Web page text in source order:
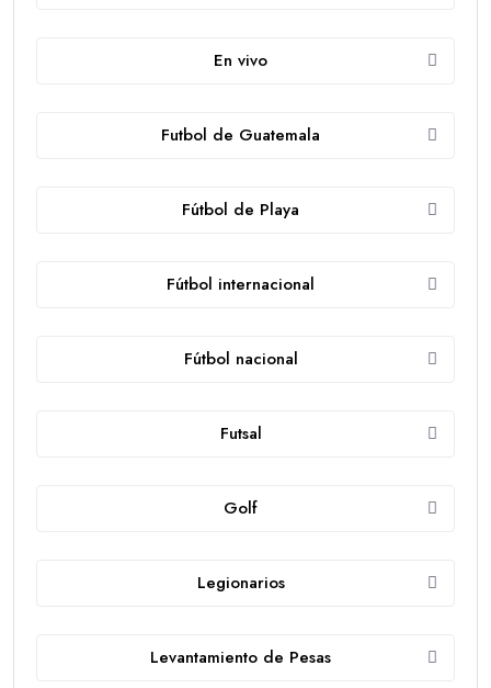
En vivo
Futbol de Guatemala
Fútbol de Playa
Fútbol internacional
Fútbol nacional
Futsal
Golf
Legionarios
Levantamiento de Pesas